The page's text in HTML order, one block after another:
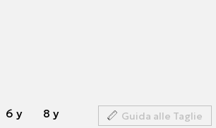
6 y 8 y Guida alle Taglie